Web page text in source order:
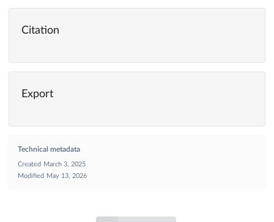
Citation
Export
Technical metadata
Created
March 3, 2025
Modified
May 13, 2026